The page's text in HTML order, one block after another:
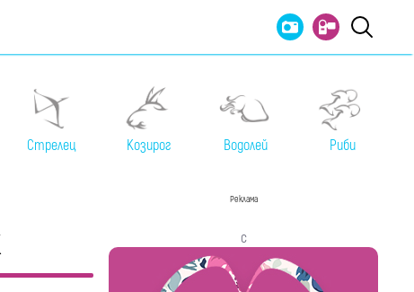
Стрелец Козирог Водолей Риби
Реклама
с